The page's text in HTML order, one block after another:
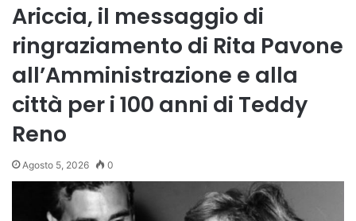
Ariccia, il messaggio di
ringraziamento di Rita Pavone
all’Amministrazione e alla
città per i 100 anni di Teddy
Reno
Agosto 5, 2026 0